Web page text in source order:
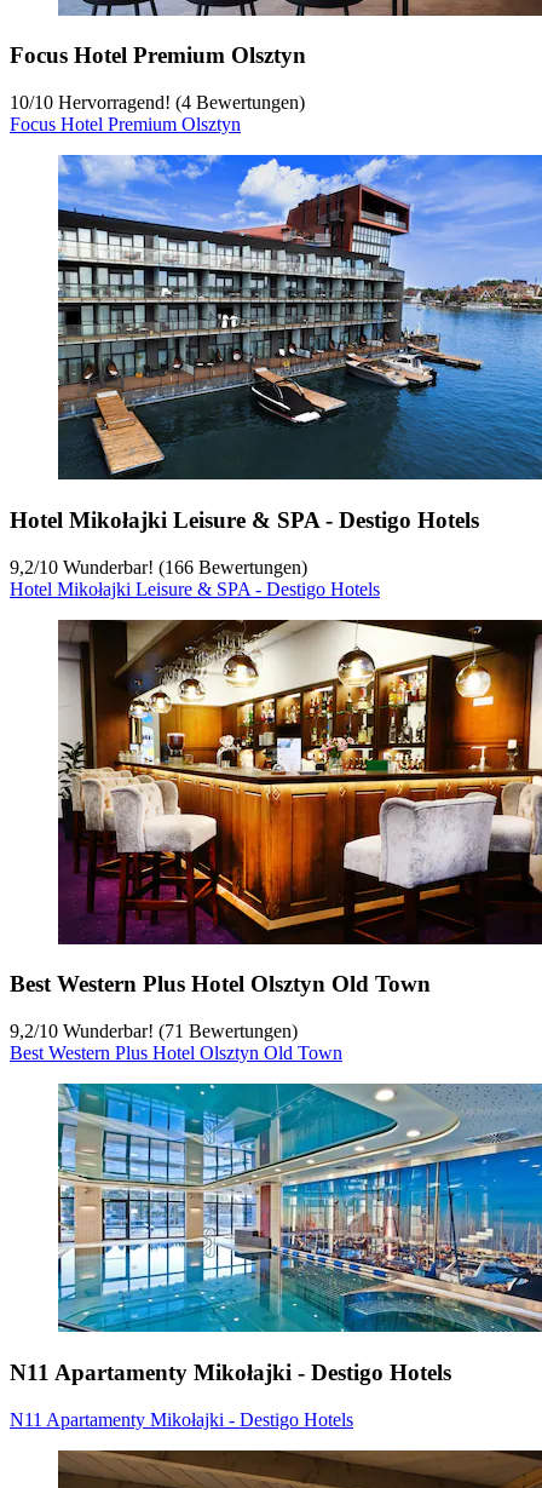
Focus Hotel Premium Olsztyn
10/10 Hervorragend! (4 Bewertungen)
Focus Hotel Premium Olsztyn
Hotel Mikołajki Leisure & SPA - Destigo Hotels
9,2/10 Wunderbar! (166 Bewertungen)
Hotel Mikołajki Leisure & SPA - Destigo Hotels
Best Western Plus Hotel Olsztyn Old Town
9,2/10 Wunderbar! (71 Bewertungen)
Best Western Plus Hotel Olsztyn Old Town
N11 Apartamenty Mikołajki - Destigo Hotels
N11 Apartamenty Mikołajki - Destigo Hotels